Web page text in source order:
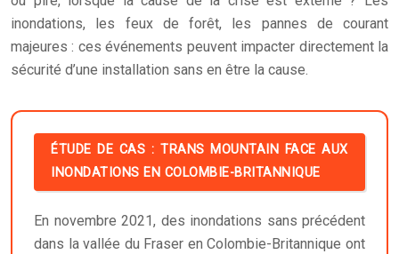
inondations, les feux de forêt, les pannes de courant
majeures : ces événements peuvent impacter directement la
sécurité d’une installation sans en être la cause.
ÉTUDE DE CAS : TRANS MOUNTAIN FACE AUX
INONDATIONS EN COLOMBIE-BRITANNIQUE
En novembre 2021, des inondations sans précédent
dans la vallée du Fraser en Colombie-Britannique ont